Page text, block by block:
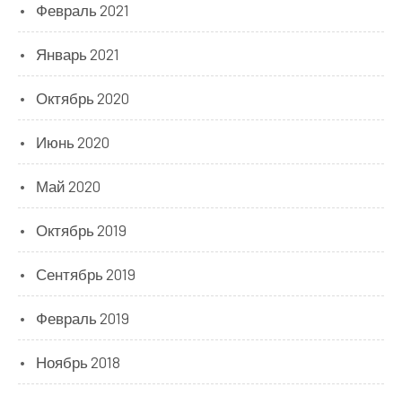
Февраль 2021
Январь 2021
Октябрь 2020
Июнь 2020
Май 2020
Октябрь 2019
Сентябрь 2019
Февраль 2019
Ноябрь 2018